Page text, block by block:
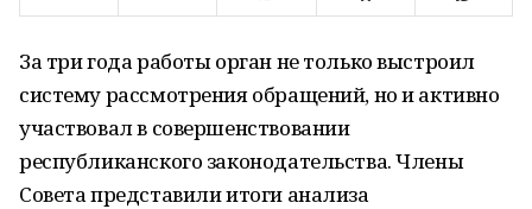
За три года работы орган не только выстроил
систему рассмотрения обращений, но и активно
участвовал в совершенствовании
республиканского законодательства. Члены
Совета представили итоги анализа